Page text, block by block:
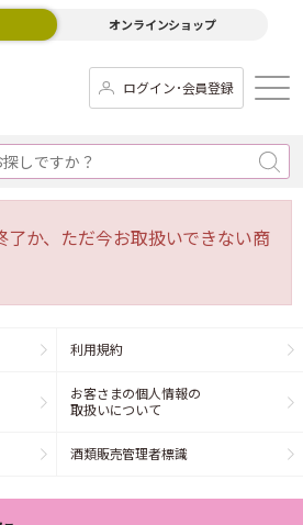
オンラインショップ
ログイン･会員登録
了か、ただ今お取扱いできない商
利用規約
お客さまの個人情報の
取扱いについて
酒類販売管理者標識